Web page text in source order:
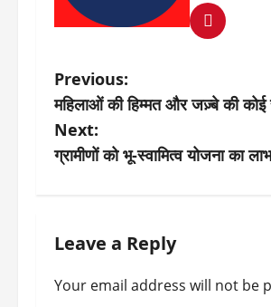
P
o
s
a
v
Previous:
महिलाओं की हिम्मत और जज़्बे की कोई
Next:
ग्रामीणों को भू-स्वामित्व योजना का
Leave a Reply
Your email address will not be